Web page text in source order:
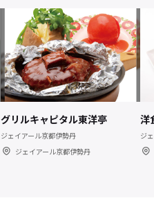
グリルキャピタル東洋亭
ジェイアール京都伊勢丹
ジェイアール京都伊勢丹
洋
ジ